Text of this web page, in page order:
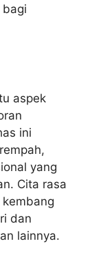
aspek
ini
yang
Cita rasa
dan
lainnya.